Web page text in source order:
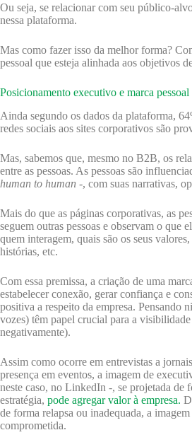
Ou seja, se relacionar com seu público-
nessa plataforma.
Mas como fazer isso da melhor forma?
pessoal que esteja alinhada aos objetivos
Posicionamento executivo e marca pessoal
Ainda segundo os dados da plataforma,
redes sociais aos sites corporativos são
Mas, sabemos que, mesmo no B2B, os
entre as pessoas. As pessoas são
human to human -, com suas narrativas,
Mais do que as páginas corporativas, as
seguem outras pessoas e observam o que
quem interagem, quais são os seus valores,
histórias, etc.
Com essa premissa, a criação de uma
estabelecer conexão, gerar confiança e
positiva a respeito da empresa. Pensando
vozes) têm papel crucial para a
negativamente).
Assim como ocorre em entrevistas a
presença em eventos, a imagem de
neste caso, no LinkedIn -, se projetada de
estratégia, pode agregar valor à empresa.
de forma relapsa ou inadequada, a
comprometida.